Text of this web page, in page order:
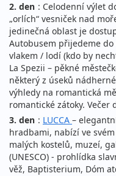
2. den : Celodenní výlet
„orlích“ vesniček nad
jedinečná oblast je
Autobusem přijedeme do
vlakem / lodí (kdo by
La Spezii – pěkné
některý z úseků
výhledy na romantická
romantické zátoky. Večer
3. den : LUCCA –
hradbami, nabízí ve
malých kostelů, muzeí,
(UNESCO) - prohlídka
věž, Baptisterium, Dóm